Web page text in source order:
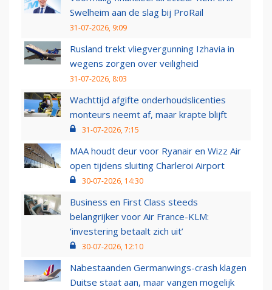
Swelheim aan de slag bij ProRail
31-07-2026, 9:09
Rusland trekt vliegvergunning Izhavia in
wegens zorgen over veiligheid
31-07-2026, 8:03
Wachttijd afgifte onderhoudslicenties
monteurs neemt af, maar krapte blijft
31-07-2026, 7:15
MAA houdt deur voor Ryanair en Wizz Air
open tijdens sluiting Charleroi Airport
30-07-2026, 14:30
Business en First Class steeds
belangrijker voor Air France-KLM:
‘investering betaalt zich uit’
30-07-2026, 12:10
Nabestaanden Germanwings-crash klagen
Duitse staat aan, maar vangen mogelijk